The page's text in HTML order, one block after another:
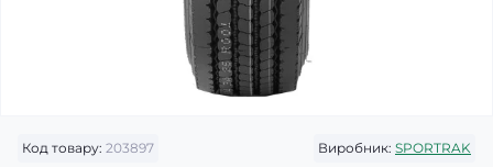
Код товару: 203897 Виробник: SPORTRAK